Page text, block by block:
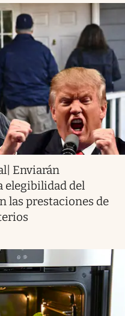
Enviarán
elegibilidad del
las prestaciones de